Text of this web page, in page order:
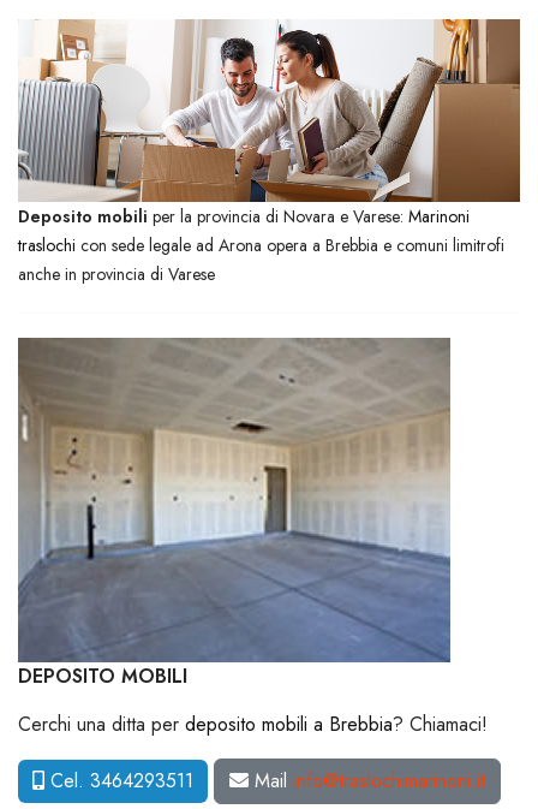
Deposito mobili per la provincia di Novara e Varese: Marinoni
traslochi con sede legale ad Arona opera a Brebbia e comuni limitrofi
anche in provincia di Varese
DEPOSITO MOBILI
Cerchi una ditta per deposito mobili a Brebbia? Chiamaci!
Cel. 3464293511 Mail info@traslochimarinoni.it